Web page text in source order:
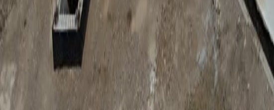
Anunțuri publice